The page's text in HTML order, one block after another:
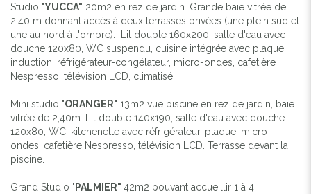
Studio "YUCCA" 20m2 en rez de jardin. Grande baie vitrée de
2,40 m donnant accès à deux terrasses privées (une plein sud et
une au nord à l'ombre). Lit double 160x200, salle d'eau avec
douche 120x80, WC suspendu, cuisine intégrée avec plaque
induction, réfrigérateur-congélateur, micro-ondes, cafetière
Nespresso, télévision LCD, climatisé
Mini studio "ORANGER" 13m2 vue piscine en rez de jardin, baie
vitrée de 2,40m. Lit double 140x190, salle d'eau avec douche
120x80, WC, kitchenette avec réfrigérateur, plaque, micro-
ondes, cafetière Nespresso, télévision LCD. Terrasse devant la
piscine.
Grand Studio " PALMIER" 42m2 pouvant accueillir 1 à 4